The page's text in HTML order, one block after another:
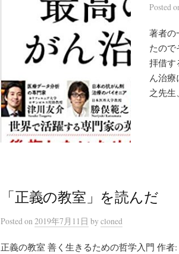
Posted
著者の
たので
拝借す
ん治
之先生
「正義の教室」を読んだ
Postedon 2019年7月11日 by cloned
正義の教室 善く生きるための哲学入門 作